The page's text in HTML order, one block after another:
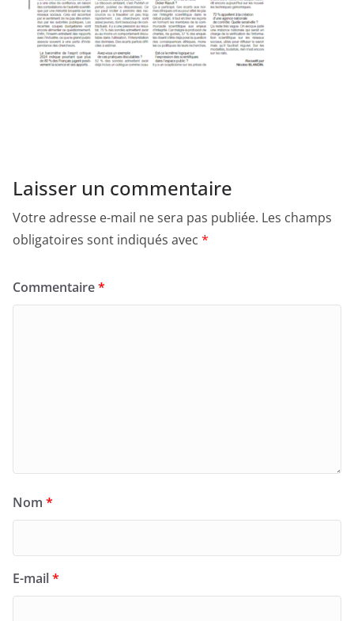
Laisser un commentaire
Votre adresse e-mail ne sera pas publiée. Les champs
obligatoires sont indiqués avec *
Commentaire*
Nom *
E-mail*